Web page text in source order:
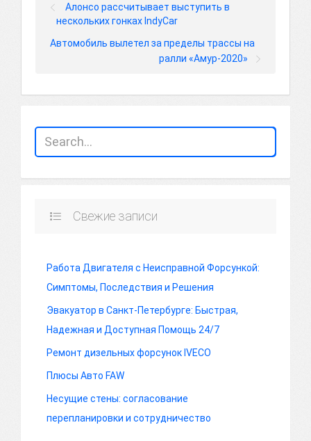
Алонсо рассчитывает выступить в
нескольких гонках IndyCar
Автомобиль вылетел за пределы трассы на
ралли «Амур-2020»
Свежие записи
Работа Двигателя с Неисправной Форсункой:
Симптомы, Последствия и Решения
Эвакуатор в Санкт-Петербурге: Быстрая,
Надежная и Доступная Помощь 24/7
Ремонт дизельных форсунок IVECO
Плюсы Авто FAW
Несущие стены: согласование
перепланировки и сотрудничество